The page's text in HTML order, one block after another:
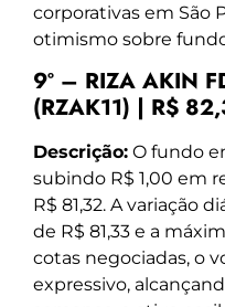
corporativas em São
otimismo sobre
9º – RIZA AKIN
(RZAK11) | R$
Descrição: O fundo
subindo R$ 1,00 em
R$ 81,32. A variação
de R$ 81,33 e a
cotas negociadas, o
expressivo,